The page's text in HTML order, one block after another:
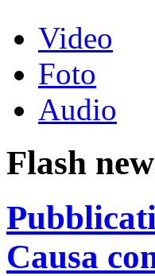
Video
Foto
Audio
Flash
Causa